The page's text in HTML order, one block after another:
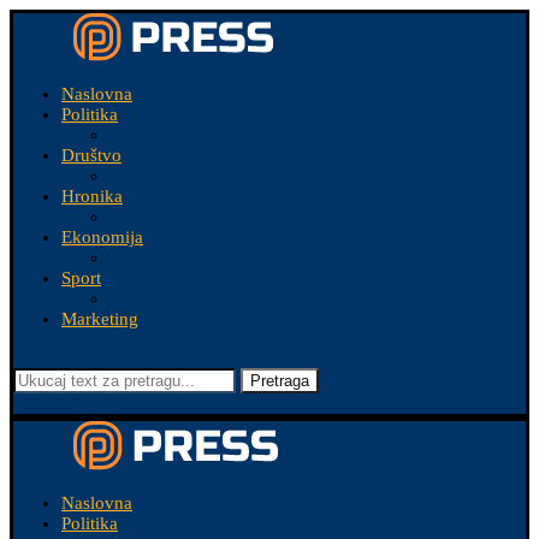
Naslovna
Politika
Društvo
Hronika
Ekonomija
Sport
Marketing
Pretraga
Naslovna
Politika